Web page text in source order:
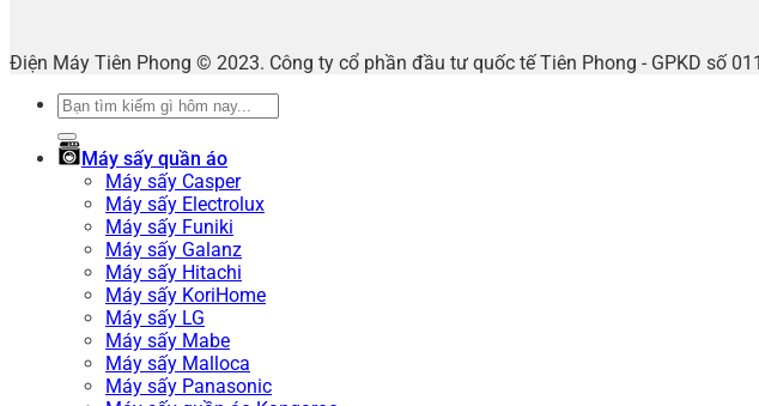
Điện Máy Tiên Phong © 2023. Công ty cổ phần đầu tư quốc tế Tiên Phong - GPKD số
Tìm
Máy sấy quần áo
Máy sấy Casper
Máy sấy Electrolux
Máy sấy Funiki
Máy sấy Galanz
Máy sấy Hitachi
Máy sấy KoriHome
Máy sấy LG
Máy sấy Mabe
Máy sấy Malloca
Máy sấy Panasonic